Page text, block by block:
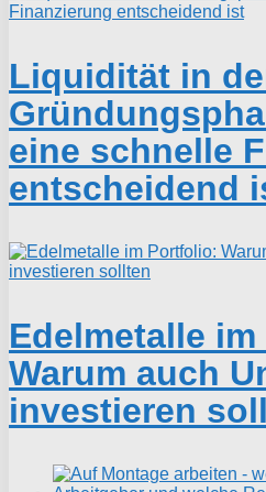
Liquidität in
eine schnelle
entscheidend
Edelmetalle
Warum auch
investieren